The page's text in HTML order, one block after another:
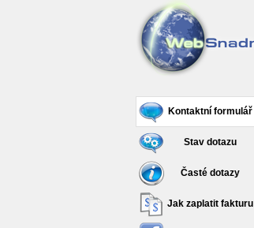
Kontaktní formulář
Stav dotazu
Časté dotazy
Jak zaplatit fakturu